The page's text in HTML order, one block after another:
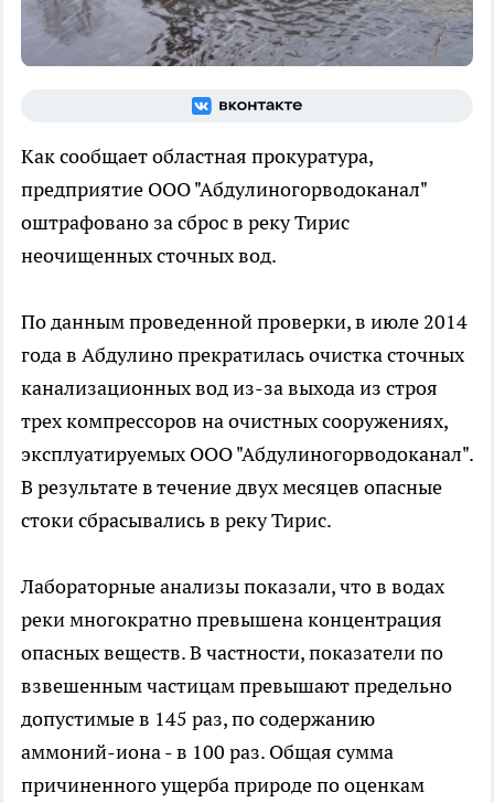
Как сообщает областная прокуратура,
предприятие ООО "Абдулиногорводоканал"
оштрафовано за сброс в реку Тирис
неочищенных сточных вод.
По данным проведенной проверки, в июле 2014
года в Абдулино прекратилась очистка сточных
канализационных вод из-за выхода из строя
трех компрессоров на очистных сооружениях,
эксплуатируемых ООО "Абдулиногорводоканал".
В результате в течение двух месяцев опасные
стоки сбрасывались в реку Тирис.
Лабораторные анализы показали, что в водах
реки многократно превышена концентрация
опасных веществ. В частности, показатели по
взвешенным частицам превышают предельно
допустимые в 145 раз, по содержанию
аммоний-иона - в 100 раз. Общая сумма
причиненного ущерба природе по оценкам